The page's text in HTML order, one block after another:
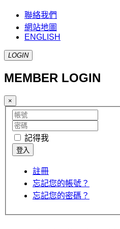
聯絡我們
網站地圖
ENGLISH
LOGIN
MEMBER LOGIN
×
記得我
註冊
忘記您的帳號？
忘記您的密碼？